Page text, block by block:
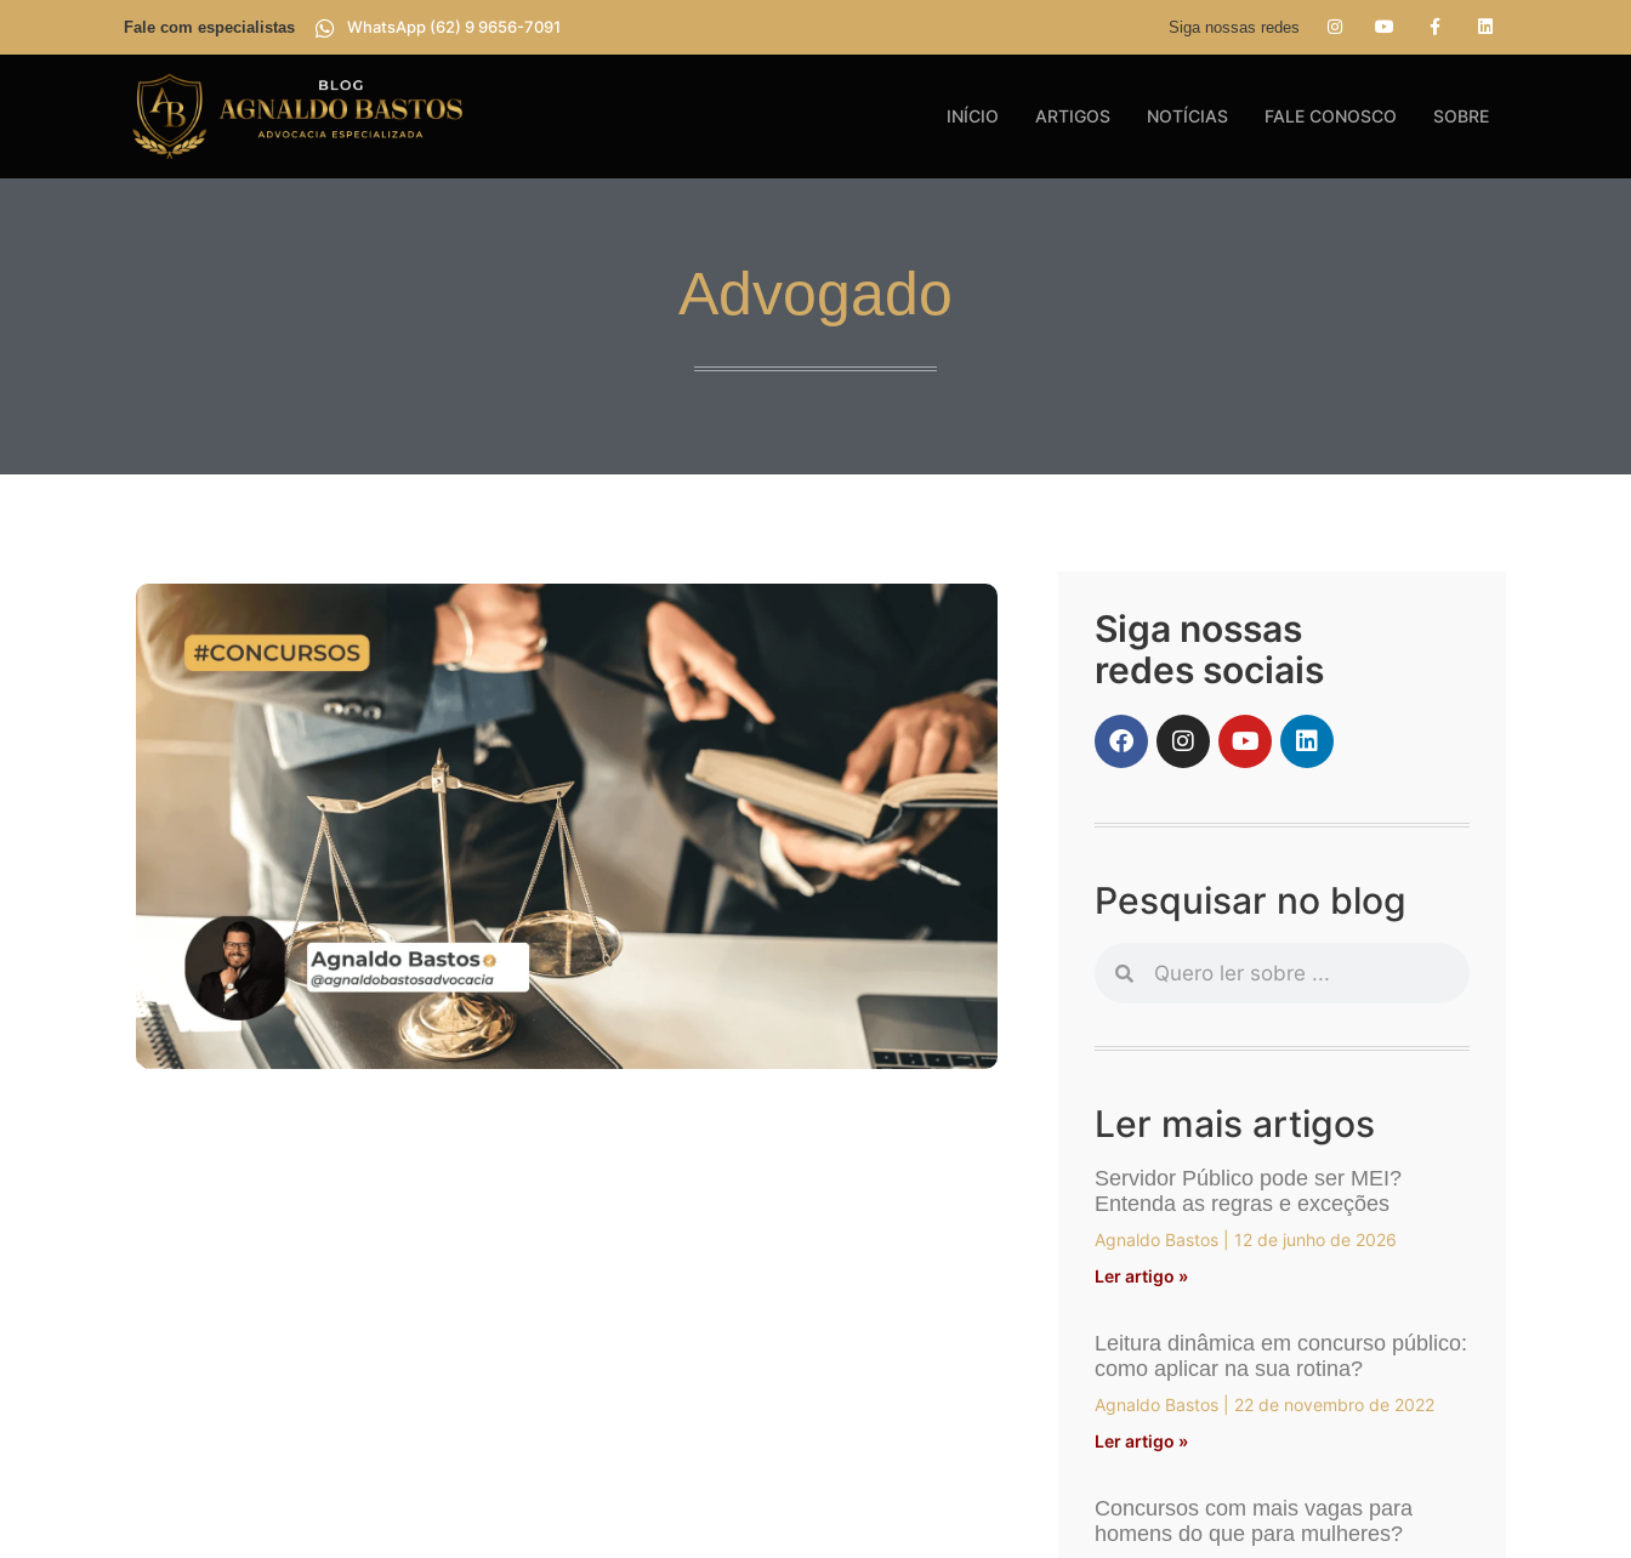
Fale com especialistas WhatsApp (62) 9 9656-7091 Siga nossas redes
INÍCIO ARTIGOS NOTÍCIAS FALE CONOSCO SOBRE
Advogado
Siga nossas
redes sociais
Pesquisar no blog
Ler mais artigos
Servidor Público pode ser MEI?
Entenda as regras e exceções
Agnaldo Bastos
12 de junho de 2026
Ler artigo »
Leitura dinâmica em concurso público:
como aplicar na sua rotina?
Agnaldo Bastos
22 de novembro de 2022
Ler artigo »
Concursos com mais vagas para
homens do que para mulheres?